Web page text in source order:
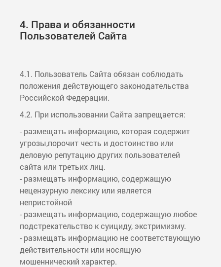
4. Права и обязанности
Пользователей Сайта
4.1. Пользователь Сайта обязан соблюдать
положения действующего законодательства
Российской Федерации.
4.2. При использовании Сайта запрещается:
- размещать информацию, которая содержит
угрозы,порочит честь и достоинство или
деловую репутацию других пользователей
сайта или третьих лиц.
- размещать информацию, содержащую
нецензурную лексику или является
непристойной
- размещать информацию, содержащую любое
подстрекательство к суициду, экстримизму.
- размещать информацию не соответствующую
действительности или носящую
мошеннический характер.